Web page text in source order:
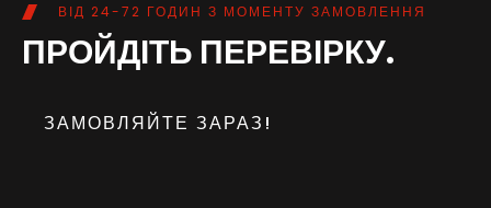
ВІД 24-72 ГОДИН З МОМЕНТУ ЗАМОВЛЕННЯ
ПРОЙДІТЬ ПЕРЕВІРКУ.
ЗАМОВЛЯЙТЕ ЗАРАЗ!